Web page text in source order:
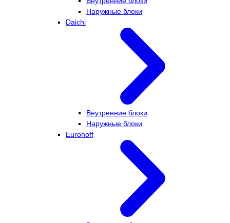
Наружные блоки
Daichi
Внутренние блоки
Наружные блоки
Eurohoff